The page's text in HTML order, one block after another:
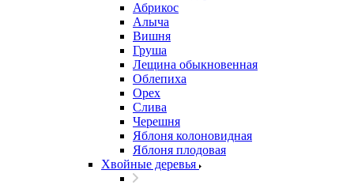
Абрикос
Алыча
Вишня
Груша
Лещина обыкновенная
Облепиха
Орех
Слива
Черешня
Яблоня колоновидная
Яблоня плодовая
Хвойные деревья